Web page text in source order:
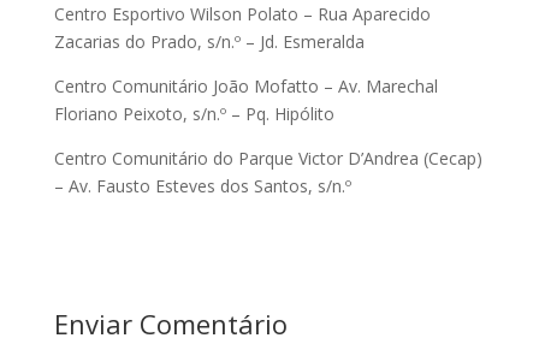
Centro Esportivo Wilson Polato – Rua Aparecido
Zacarias do Prado, s/n.º – Jd. Esmeralda
Centro Comunitário João Mofatto – Av. Marechal
Floriano Peixoto, s/n.º – Pq. Hipólito
Centro Comunitário do Parque Victor D’Andrea (Cecap)
– Av. Fausto Esteves dos Santos, s/n.º
Enviar Comentário